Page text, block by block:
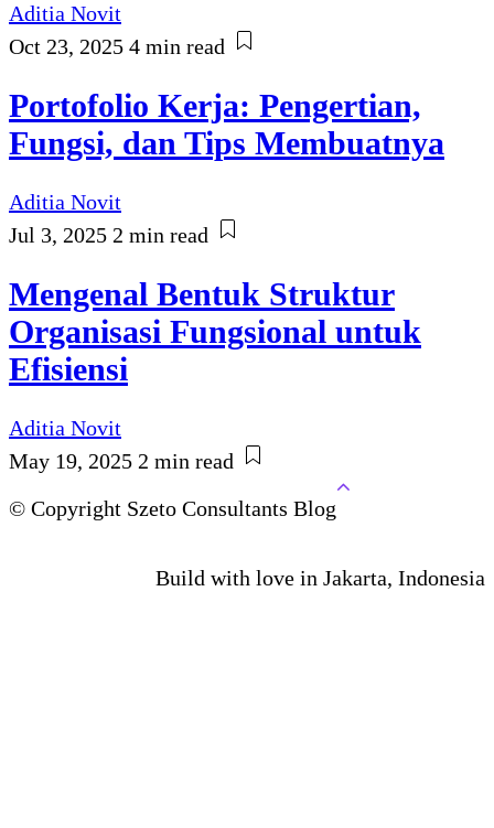
Aditia Novit
Oct 23, 2025 4 min read
Portofolio Kerja: Pengertian,
Fungsi, dan Tips Membuatnya
Aditia Novit
Jul 3, 2025 2 min read
Mengenal Bentuk Struktur
Organisasi Fungsional untuk
Efisiensi
Aditia Novit
May 19, 2025 2 min read
© Copyright Szeto Consultants Blog
Build with love in Jakarta, Indonesia